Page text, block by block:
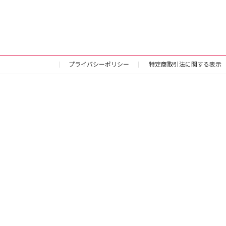
プライバシーポリシー 特定商取引法に関する表示